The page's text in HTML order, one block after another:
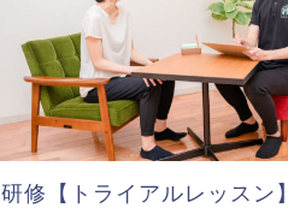
研修【トライアルレッスン】